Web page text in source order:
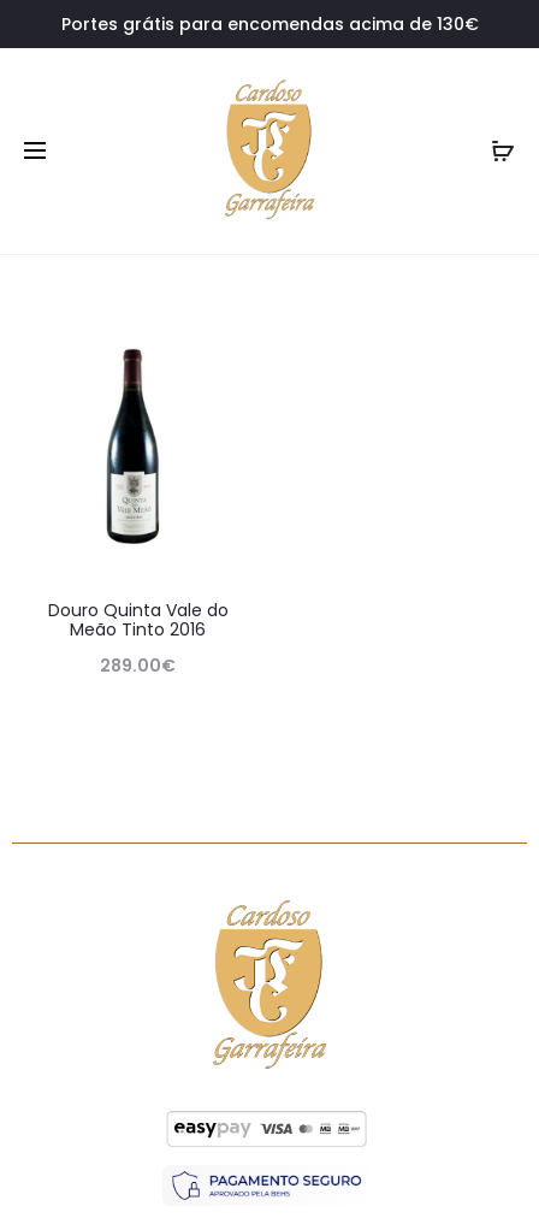
Portes grátis para encomendas acima de 130€
Douro Quinta Vale do
Meão Tinto 2016
289.00€